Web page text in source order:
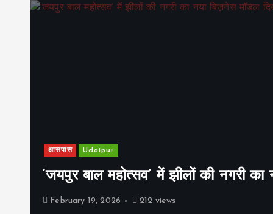
आसपास Udaipur
‘जयपुर बाल महोत्सव’ में झीलों की नगरी
February 19, 2026 212 views